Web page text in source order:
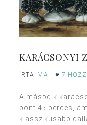
KARÁCSONYI
ÍRTA: VIA 7
A második
pont 45 perces,
klasszikusabb